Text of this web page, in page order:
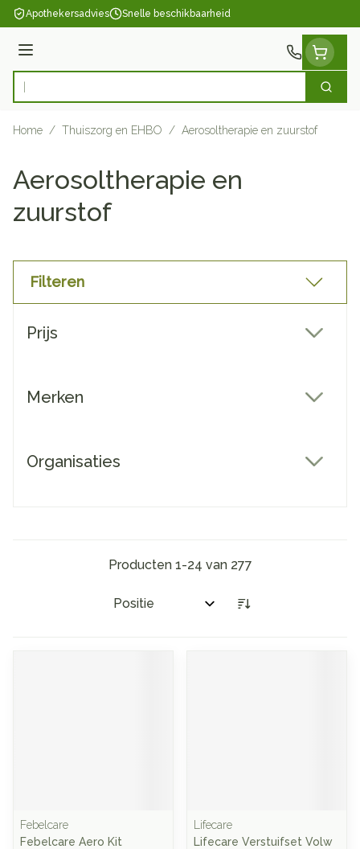
Ga naar de inhoud
Apothekersadvies Snelle beschikbaarheid
Menu
Product, merk, categorie... Zoek
Home / Thuiszorg en EHBO / Aerosoltherapie en zuurstof
Aerosoltherapie en
zuurstof
Filteren
Prijs
Merken
Organisaties
Producten 1-24 van 277
Sorteer op:
Febelcare
Febelcare Aero Kit
Lifecare
Lifecare Verstuifset Volw